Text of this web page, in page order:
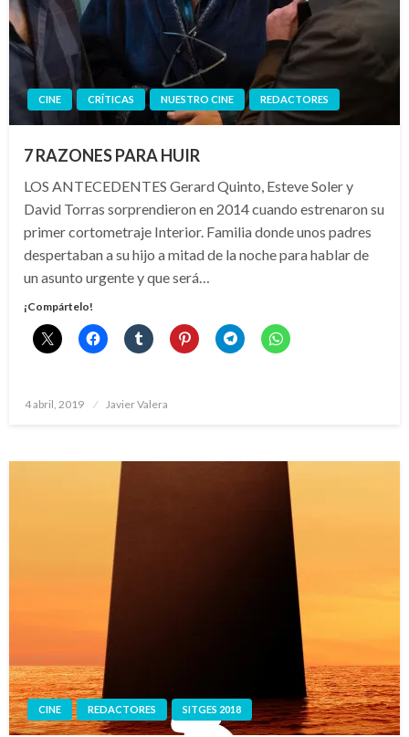
CINE CRÍTICAS NUESTRO CINE REDACTORES
7 RAZONES PARA HUIR
LOS ANTECEDENTES Gerard Quinto, Esteve Soler y
David Torras sorprendieron en 2014 cuando estrenaron su
primer cortometraje Interior. Familia donde unos padres
despertaban a su hijo a mitad de la noche para hablar de
un asunto urgente y que será…
¡Compártelo!
Publicado
4 abril, 2019 Javier Valera
CINE REDACTORES SITGES 2018